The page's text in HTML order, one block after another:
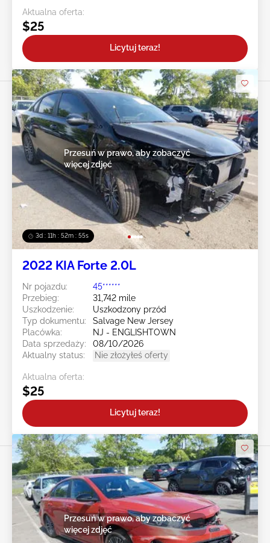
Aktualna oferta:
$25
Licytuj teraz!
3d : 11h : 52m : 52s
Przesuń w prawo, aby zobaczyć
więcej zdjęć
2022 KIA Forte 2.0L
Nr pojazdu:
45******
Przebieg:
31,742 mile
Uszkodzenie:
Uszkodzony przód
Typ dokumentu:
Salvage New Jersey
Placówka:
NJ - ENGLISHTOWN
Data sprzedaży:
08/10/2026
Aktualny status:
Nie złożyłeś oferty
Aktualna oferta:
$25
Licytuj teraz!
Przesuń w prawo, aby zobaczyć
więcej zdjęć